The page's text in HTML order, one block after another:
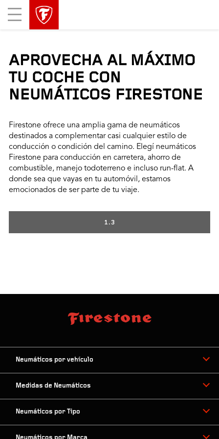
Mobile
Menu
APROVECHA AL MÁXIMO
TU COCHE CON
NEUMÁTICOS FIRESTONE
Firestone ofrece una amplia gama de neumáticos
destinados a complementar casi cualquier estilo de
conducción o condición del camino. Elegí neumáticos
Firestone para conducción en carretera, ahorro de
combustible, manejo todoterreno e incluso run-flat. A
donde sea que vayas en tu automóvil, estamos
emocionados de ser parte de tu viaje.
1.3
Neumáticos por vehículo
Medidas de Neumáticos
Neumáticos por Tipo